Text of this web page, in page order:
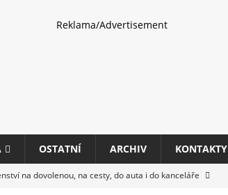
Reklama/Advertisement
OSTATNÍ ARCHIV KONTAKTY
na dovolenou, na cesty, do auta i do kanceláře